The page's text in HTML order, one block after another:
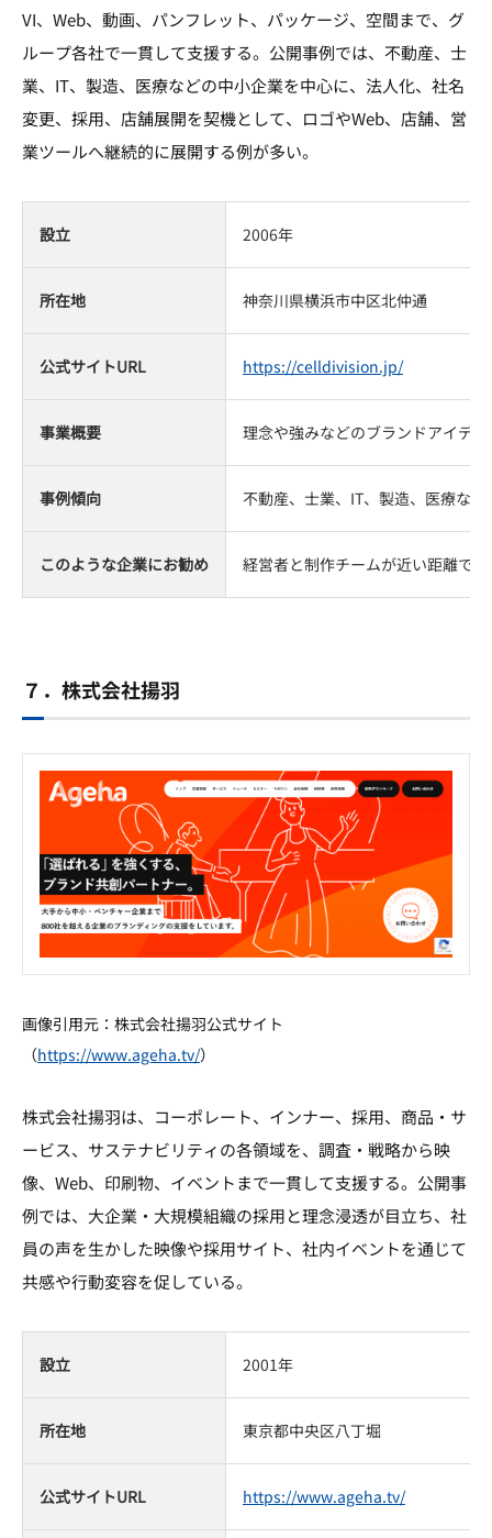
VI、Web、動画、パンフレット、パッケージ、空間まで、グ
ループ各社で一貫して支援する。公開事例では、不動産、士
業、IT、製造、医療などの中小企業を中心に、法人化、社名
変更、採用、店舗展開を契機として、ロゴやWeb、店舗、営
業ツールへ継続的に展開する例が多い。
設立 2006年
所在地 神奈川県横浜市中区北仲通
公式サイトURL https://celldivision.jp/
事業概要 理念や強みなどのブランドアイデ
事例傾向 不動産、士業、IT、製造、医療な
このような企業にお勧め 経営者と制作チームが近い距離で
７．株式会社揚羽
画像引用元：株式会社揚羽公式サイト
（https://www.ageha.tv/）
株式会社揚羽は、コーポレート、インナー、採用、商品・サ
ービス、サステナビリティの各領域を、調査・戦略から映
像、Web、印刷物、イベントまで一貫して支援する。公開事
例では、大企業・大規模組織の採用と理念浸透が目立ち、社
員の声を生かした映像や採用サイト、社内イベントを通じて
共感や行動変容を促している。
設立 2001年
所在地 東京都中央区八丁堀
公式サイトURL https://www.ageha.tv/